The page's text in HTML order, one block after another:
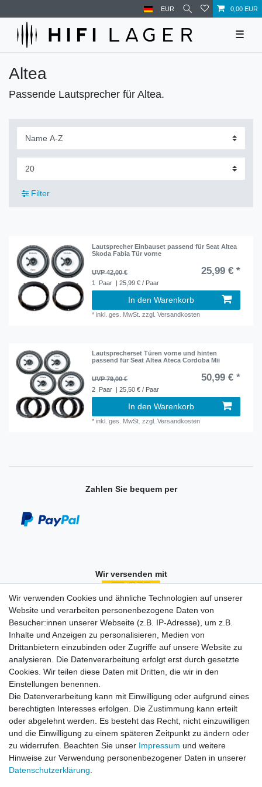
EUR 0,00 EUR
☰
Altea
Passende Lautsprecher für Altea.
Filter
Lautsprecher Einbauset passend für Seat Altea
Skoda Fabia Tür vorne
UVP 42,00 € 25,99 € *
1 Paar | 25,99 € / Paar
In den Warenkorb
*inkl. ges. MwSt. zzgl.Versandkosten
Lautsprecherset Türen vorne und hinten
passend für Seat Altea Ateca Cordoba Mii
UVP 79,00 € 50,99 € *
2 Paar | 25,50 € / Paar
In den Warenkorb
*inkl. ges. MwSt. zzgl.Versandkosten
Zahlen Sie bequem per
Wir versenden mit
Einkaufen
Zahlungsarten
Versandarten & -kosten
Widerrufsrecht
Warenkorb
Zur Kasse
Vertrag widerrufen
Mein Konto
Registrieren
Wir verwenden Cookies und ähnliche Technologien auf unserer
Website und verarbeiten personenbezogene Daten von
Besucher:innen unserer Webseite (z.B. IP-Adresse), um z.B.
Inhalte und Anzeigen zu personalisieren, Medien von
Drittanbietern einzubinden oder Zugriffe auf unsere Website zu
analysieren. Die Datenverarbeitung erfolgt erst durch gesetzte
Cookies. Wir teilen diese Daten mit Dritten, die wir in den
Einstellungen benennen.
Die Datenverarbeitung kann mit Einwilligung oder aufgrund eines
berechtigten Interesses erfolgen. Die Zustimmung kann erteilt
oder abgelehnt werden. Es besteht das Recht, nicht einzuwilligen
und die Einwilligung zu einem späteren Zeitpunkt zu ändern oder
zu widerrufen. Beachten Sie unser Impressum und weitere
Hinweise zur Verwendung personenbezogener Daten in unserer
Daten­schutz­erklärung